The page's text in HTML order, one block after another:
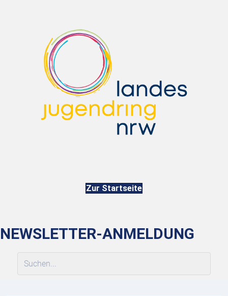
Zur Startseite
NEWSLETTER-ANMELDUNG